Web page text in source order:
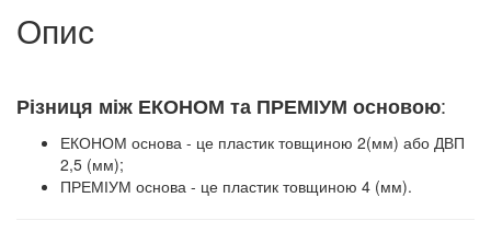
Опис
Різниця між ЕКОНОМ та ПРЕМІУМ основою:
ЕКОНОМ основа - це пластик товщиною 2(мм) або ДВП
2,5 (мм);
ПРЕМІУМ основа - це пластик товщиною 4 (мм).